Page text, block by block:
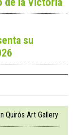
su
Quirós Art Gallery